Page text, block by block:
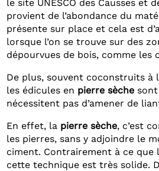
le site UNESCO des Causses et
provient de l’abondance du
présente sur place et cela est
lorsque l’on se trouve sur des
dépourvues de bois, comme les
De plus, souvent coconstruits à
les édicules en pierre sèche
nécessitent pas d’amener de
En effet, la pierre sèche, c’est
les pierres, sans y adjoindre le
ciment. Contrairement à ce que
cette technique est très solide.